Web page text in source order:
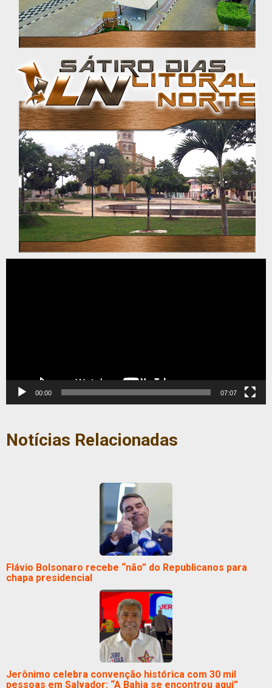
00:00 07:07
Notícias Relacionadas
Flávio Bolsonaro recebe “não” do Republicanos para
chapa presidencial
Jerônimo celebra convenção histórica com 30 mil
pessoas em Salvador: “A Bahia se encontrou aqui”